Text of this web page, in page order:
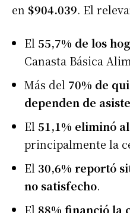
en $904.039. El
El 55,7% de los
Canasta Básica
Más del 70% de
dependen de
El 51,1% eliminó
principalmente la
El 30,6% reportó
no satisfecho.
El 88% financió la